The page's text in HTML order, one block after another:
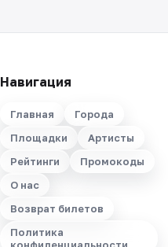
Навигация
Главная
Города
Площадки
Артисты
Рейтинги
Промокоды
О нас
Возврат билетов
Политика